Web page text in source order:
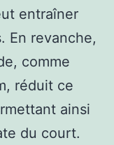
entraîner
En revanche,
comme
réduit ce
ainsi
du court.